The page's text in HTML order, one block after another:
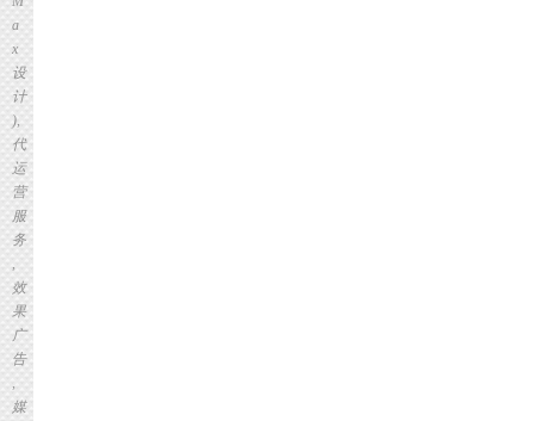
a
x
设
计
),
代
运
营
服
务
,
效
果
广
告
,
媒